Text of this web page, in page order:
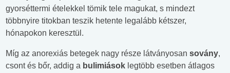
gyorséttermi ételekkel tömik tele magukat, s mindezt
többnyire titokban teszik hetente legalább kétszer,
hónapokon keresztül.
Míg az anorexiás betegek nagy része látványosan sovány,
csont és bőr, addig a bulimiások legtöbb esetben átlagos